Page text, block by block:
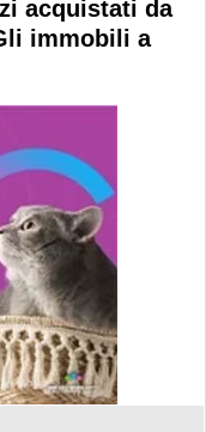
acquistati da
immobili a